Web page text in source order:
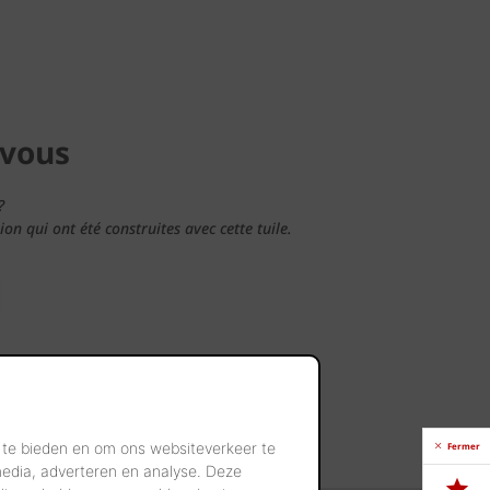
bieden en om ons websiteverkeer te
adverteren en analyse. Deze
qui ont été construites avec cette tuile.
Fermer